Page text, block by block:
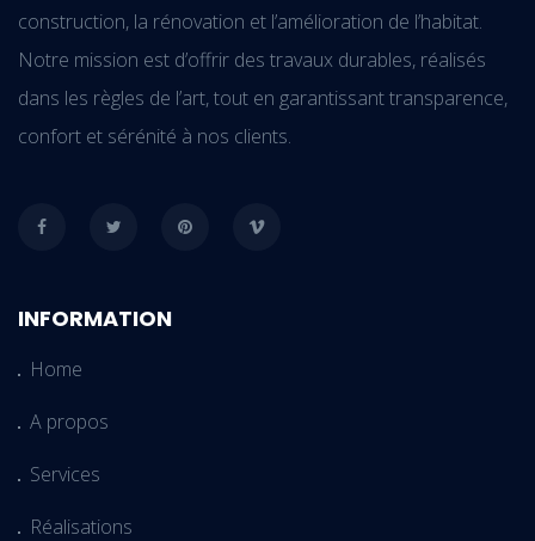
construction, la rénovation et l’amélioration de l’habitat.
Notre mission est d’offrir des travaux durables, réalisés
dans les règles de l’art, tout en garantissant transparence,
confort et sérénité à nos clients.
INFORMATION
Home
A propos
Services
Réalisations